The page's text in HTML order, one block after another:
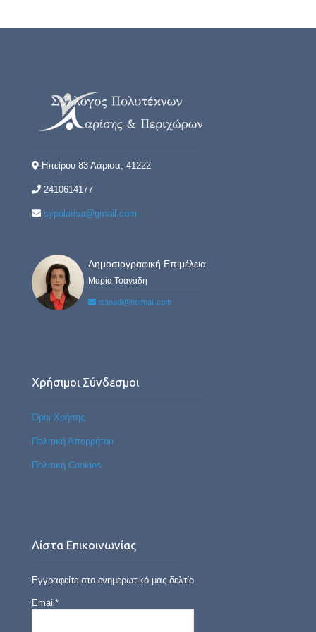
Ηπείρου 83 Λάρισα, 41222
2410614177
sypolarisa@gmail.com
Δημοσιογραφική Επιμέλεια
Μαρία Τσανάδη
tsanadi@hotmail.com
Χρήσιμοι Σύνδεσμοι
Όροι Χρήσης
Πολιτική Απορρήτου
Πολιτική Cookies
Λίστα Επικοινωνίας
Εγγραφείτε στο ενημερωτικό μας δελτίο
Email*